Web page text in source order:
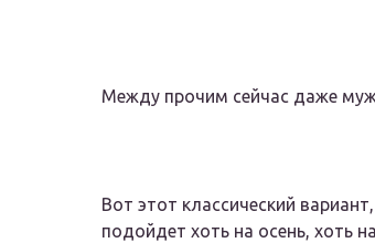
Между прочим сейчас даже
Вот этот классический
подойдет хоть на осень, хоть